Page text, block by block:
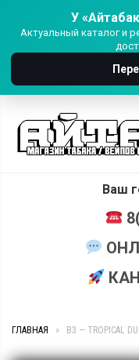
У
Актуальный каталог и
Ваш
ГЛАВНАЯ » B3 — TROPICAL